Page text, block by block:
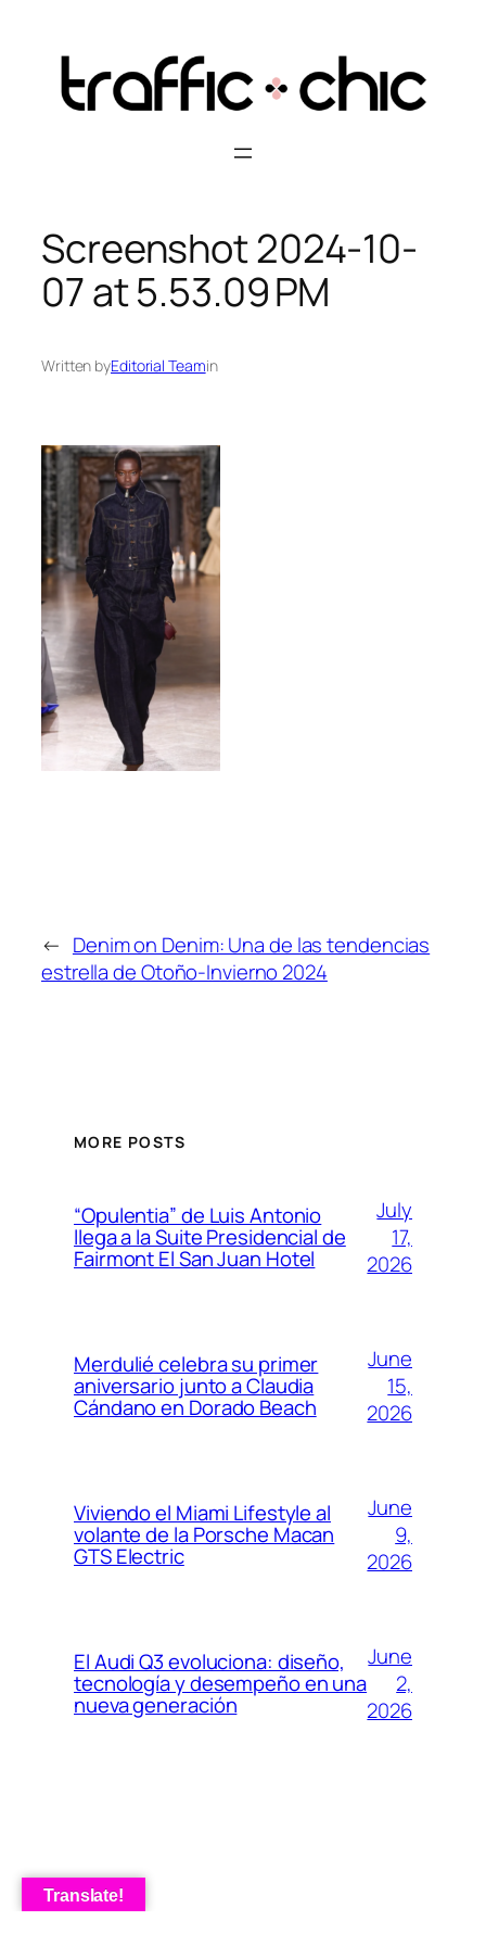
content
Screenshot 2024-10-
07 at 5.53.09 PM
Written byEditorial Teamin
← Denim on Denim: Una de las tendencias
estrella de Otoño-Invierno 2024
MORE POSTS
“Opulentia” de Luis Antonio
llega a la Suite Presidencial de
Fairmont El San Juan Hotel
July
17,
2026
Merdulié celebra su primer
aniversario junto a Claudia
Cándano en Dorado Beach
June
15,
2026
Viviendo el Miami Lifestyle al
volante de la Porsche Macan
GTS Electric
June
9,
2026
El Audi Q3 evoluciona: diseño,
tecnología y desempeño en una
nueva generación
June
2,
2026
Translate!